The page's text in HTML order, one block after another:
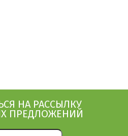
НА РАССЫЛКУ
ПРЕДЛОЖЕНИЙ